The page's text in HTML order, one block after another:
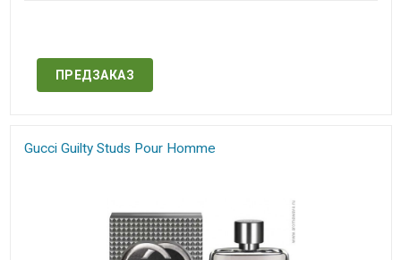
ПРЕДЗАКАЗ
Gucci Guilty Studs Pour Homme